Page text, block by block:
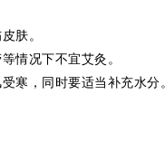
肤。
情况下不宜艾灸 。
寒，同时要适当补充水分